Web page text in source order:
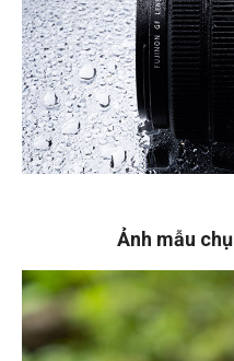
Ảnh mẫu